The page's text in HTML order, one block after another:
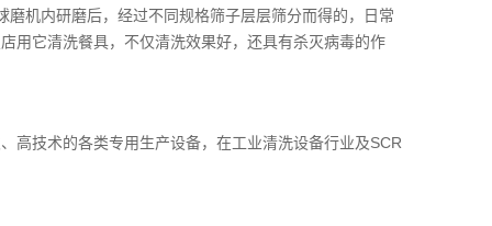
机内研磨后，经过不同规格筛子层层筛分而得的，日常
用它清洗餐具，不仅清洗效果好，还具有杀灭病毒的作
高技术的各类专用生产设备，在工业清洗设备行业及SCR